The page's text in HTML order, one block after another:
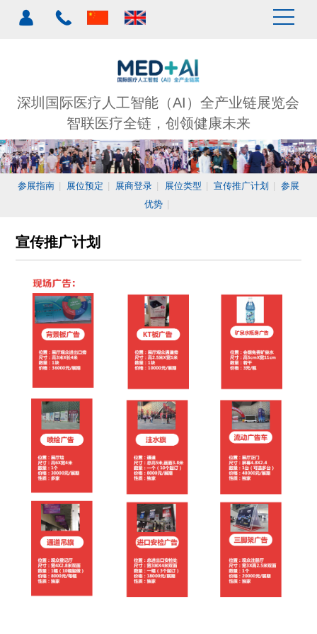
深圳国际医疗人工智能（AI）全产业链展览会
智联医疗全链，创领健康未来
参展指南 | 展位预定 | 展商登录 | 展位类型 | 宣传推广计划 | 参展
优势 |
宣传推广计划